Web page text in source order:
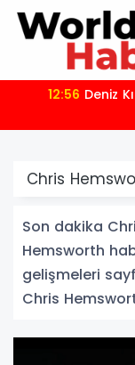
12:56 Deniz
Chris
Son dakika
Hemsworth
gelişmeleri
Chris